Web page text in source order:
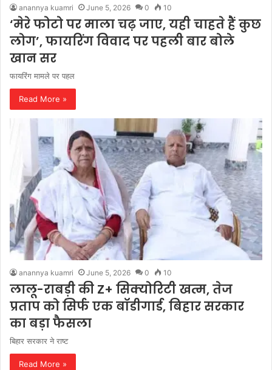
anannya kuamri June 5, 2026 0 10
‘मेरे फोटो पर माला चढ़ जाए, यही चाहते हैं कुछ
लोग’, फायरिंग विवाद पर पहली बार बोले
खान सर
फायरिंग मामले पर पहल
Read More »
anannya kuamri June 5, 2026 0 10
लालू-राबड़ी की Z+ सिक्योरिटी खत्म, तेज
प्रताप को सिर्फ एक बॉडीगार्ड, बिहार सरकार
का बड़ा फैसला
बिहार सरकार ने राष्ट
Read More »